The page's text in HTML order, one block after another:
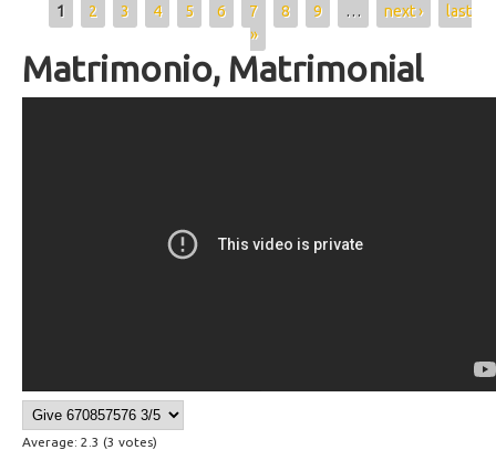
Pages
1 2 3 4 5 6 7 8 9 … next ›
last
»
Matrimonio, Matrimonial
Average: 2.3 (3 votes)